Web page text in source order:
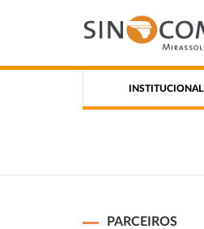
INSTITUCIONAL
PARCEIROS